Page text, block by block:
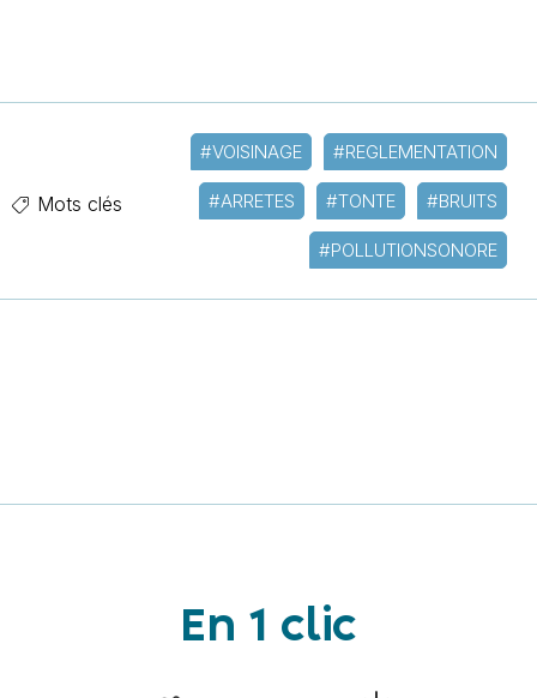
Mots clés
#VOISINAGE #REGLEMENTATION
#ARRETES #TONTE #BRUITS
#POLLUTIONSONORE
En 1 clic